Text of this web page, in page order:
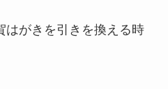
はがきを引きを換える時